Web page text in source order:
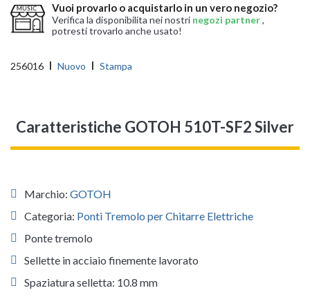
Vuoi provarlo o acquistarlo in un vero negozio?
Verifica la disponibilita nei nostri negozi partner,
potresti trovarlo anche usato!
256016 Nuovo Stampa
Caratteristiche GOTOH 510T-SF2 Silver
Marchio: GOTOH
Categoria: Ponti Tremolo per Chitarre Elettriche
Ponte tremolo
Sellette in acciaio finemente lavorato
Spaziatura selletta: 10.8 mm